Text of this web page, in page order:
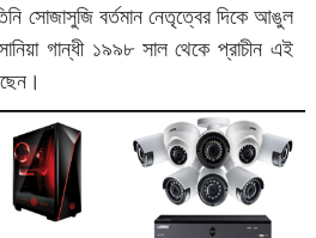
সোজাসুজি বর্তমান নেতৃত্বের দিকে আঙুল
গান্ধী ১৯৯৮ সাল থেকে প্রাচীন এই